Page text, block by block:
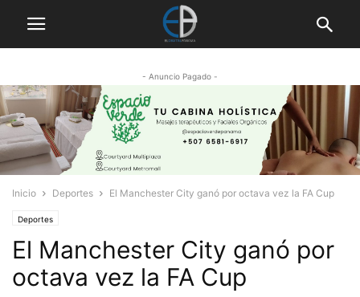
- Anuncio Pagado -
Inicio Deportes El Manchester City ganó por octava vez la FA Cup
Deportes
El Manchester City ganó por
octava vez la FA Cup